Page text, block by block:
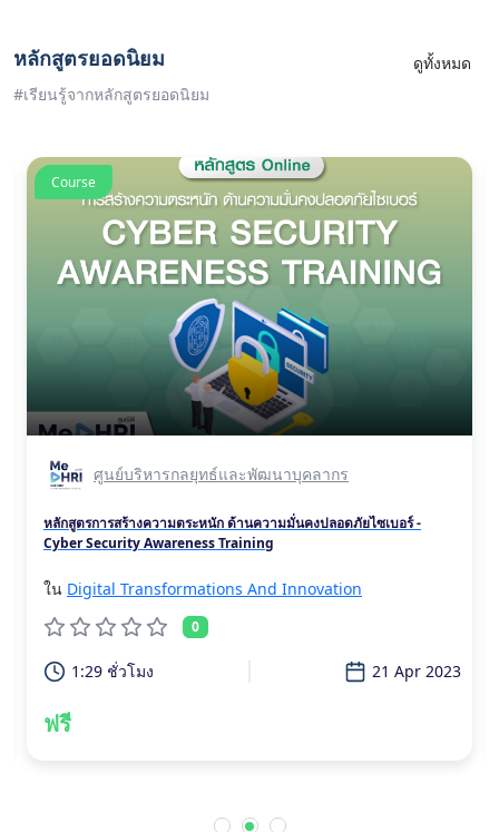
หลักสูตรยอดนิยม
#เรียนรู้จากหลักสูตรยอดนิยม
ดูทั้งหมด
Course
ศูนย์บริหารกลยุทธ์และพัฒนาบุคลากร
หลักสูตรการสร้างความตระหนัก ด้านความมั่นคงปลอดภัยไซเบอร์ -
Cyber Security Awareness Training
ใน Digital Transformations And Innovation
0
1:29 ชั่วโมง 21 Apr 2023
ฟรี